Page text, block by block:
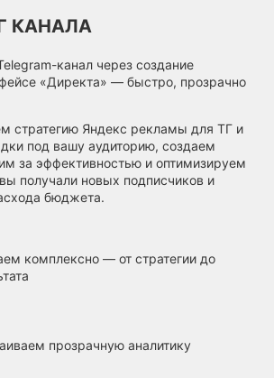
КАНАЛА
канал через создание
«Директа» — быстро, прозрачно
стратегию Яндекс рекламы для ТГ и
под вашу аудиторию, создаем
за эффективностью и оптимизируем
получали новых подписчиков и
бюджета.
комплексно — от стратегии до
прозрачную аналитику